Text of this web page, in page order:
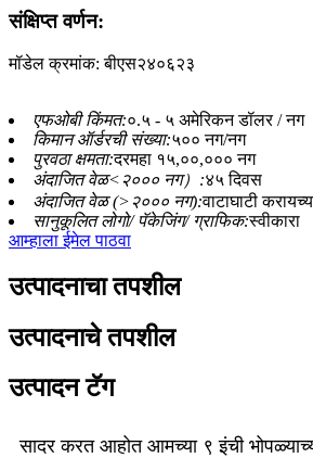
संक्षिप्त वर्णन:
मॉडेल क्रमांक: बीएस२४०६२३
एफओबी किंमत:०.५ - ५ अमेरिकन डॉलर / नग
किमान ऑर्डरची संख्या:५०० नग/नग
पुरवठा क्षमता:दरमहा १५,००,००० नग
अंदाजित वेळ<२००० नग）:४५ दिवस
अंदाजित वेळ (>२००० नग):वाटाघाटी
सानुकूलित लोगो/ पॅकेजिंग/ ग्राफिक:स्वीकारा
आम्हाला ईमेल पाठवा
उत्पादनाचा तपशील
उत्पादनाचे तपशील
उत्पादन टॅग
सादर करत आहोत आमच्या ९ इंची